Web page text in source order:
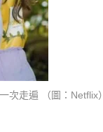
次走遍 （圖：Netflix）